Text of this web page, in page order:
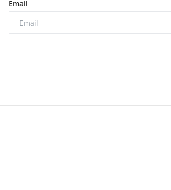
Email